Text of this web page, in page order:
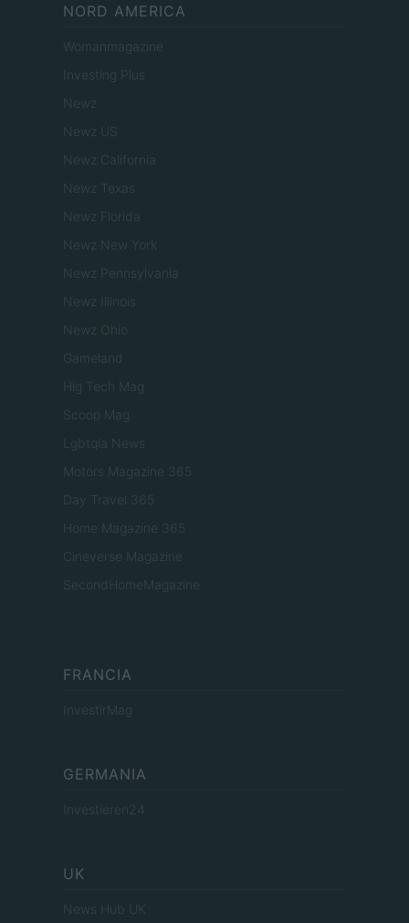
NORD AMERICA
Womanmagazine
Investing Plus
Newz
Newz US
Newz California
Newz Texas
Newz Florida
Newz New York
Newz Pennsylvania
Newz Illinois
Newz Ohio
Gameland
Hig Tech Mag
Scoop Mag
Lgbtqia News
Motors Magazine 365
Day Travel 365
Home Magazine 365
Cineverse Magazine
SecondHomeMagazine
FRANCIA
InvestirMag
GERMANIA
Investieren24
UK
News Hub UK